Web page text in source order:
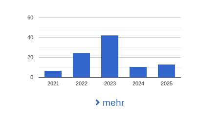
2021 2022 2023 2024 2025
0
20
40
60
mehr